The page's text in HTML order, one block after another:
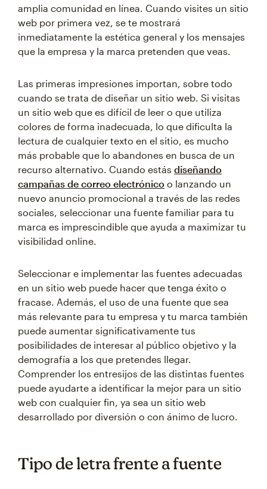
amplia comunidad en línea. Cuando visites un sitio
web por primera vez, se te mostrará
inmediatamente la estética general y los mensajes
que la empresa y la marca pretenden que veas.
Las primeras impresiones importan, sobre todo
cuando se trata de diseñar un sitio web. Si visitas
un sitio web que es difícil de leer o que utiliza
colores de forma inadecuada, lo que dificulta la
lectura de cualquier texto en el sitio, es mucho
más probable que lo abandones en busca de un
recurso alternativo. Cuando estás diseñando
campañas de correo electrónico o lanzando un
nuevo anuncio promocional a través de las redes
sociales, seleccionar una fuente familiar para tu
marca es imprescindible que ayuda a maximizar tu
visibilidad online.
Seleccionar e implementar las fuentes adecuadas
en un sitio web puede hacer que tenga éxito o
fracase. Además, el uso de una fuente que sea
más relevante para tu empresa y tu marca también
puede aumentar significativamente tus
posibilidades de interesar al público objetivo y la
demografía a los que pretendes llegar.
Comprender los entresijos de las distintas fuentes
puede ayudarte a identificar la mejor para un sitio
web con cualquier fin, ya sea un sitio web
desarrollado por diversión o con ánimo de lucro.
Tipo de letra frente a fuente